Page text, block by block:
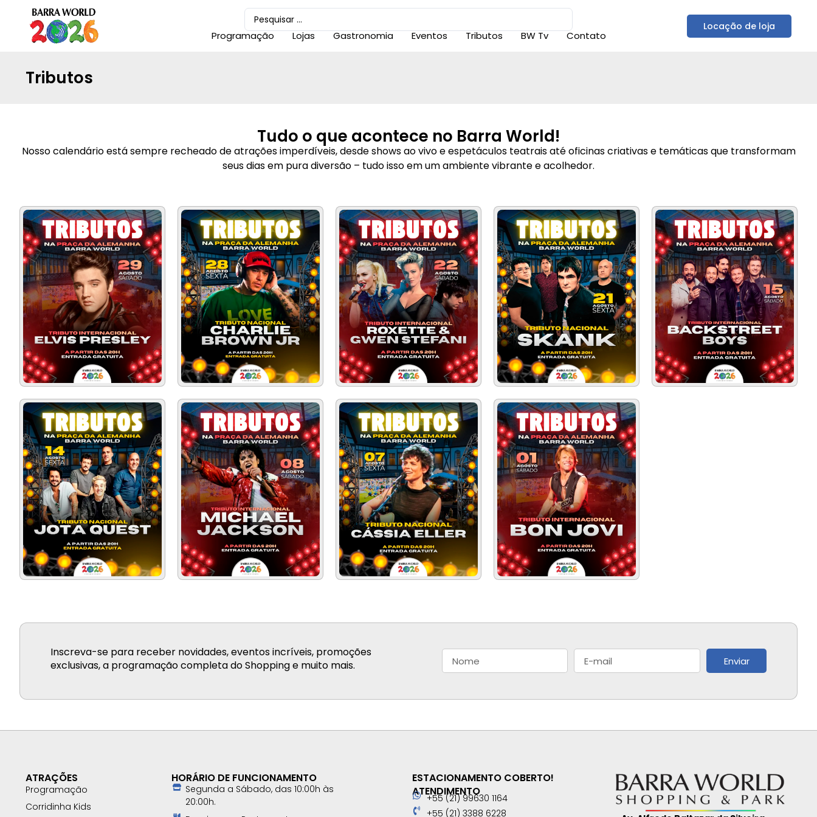
Programação Lojas Gastronomia Eventos Tributos BW Tv Contato
Locação de loja
Tributos
Tudo o que acontece no Barra World!
Nosso calendário está sempre recheado de atrações imperdíveis, desde shows ao vivo e espetáculos teatrais até oficinas criativas e temáticas que transformam
seus dias em pura diversão – tudo isso em um ambiente vibrante e acolhedor.
Inscreva-se para receber novidades, eventos incríveis, promoções
exclusivas, a programação completa do Shopping e muito mais.
Enviar
ATRAÇÕES
Programação
Corridinha Kids
HORÁRIO DE FUNCIONAMENTO
Segunda a Sábado, das 10:00h às
20:00h.
ESTACIONAMENTO COBERTO!
ATENDIMENTO
+55 (21) 99630 1164
+55 (21) 3388 6228